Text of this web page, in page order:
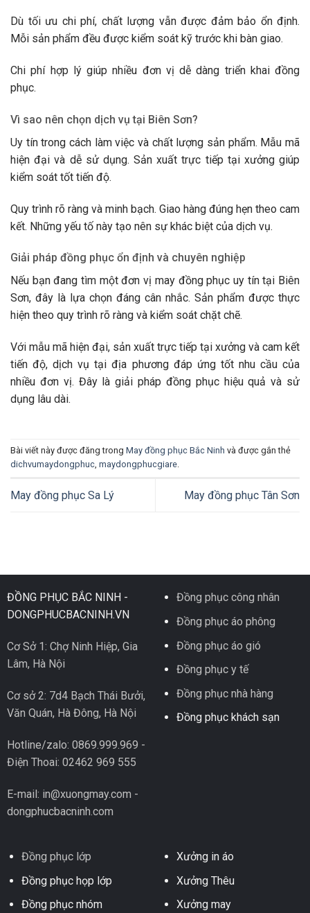
Dù tối ưu chi phí, chất lượng vẫn được đảm bảo ổn định.
Mỗi sản phẩm đều được kiểm soát kỹ trước khi bàn giao.
Chi phí hợp lý giúp nhiều đơn vị dễ dàng triển khai đồng
phục.
Vì sao nên chọn dịch vụ tại Biên Sơn?
Uy tín trong cách làm việc và chất lượng sản phẩm. Mẫu mã
hiện đại và dễ sử dụng. Sản xuất trực tiếp tại xưởng giúp
kiểm soát tốt tiến độ.
Quy trình rõ ràng và minh bạch. Giao hàng đúng hẹn theo cam
kết. Những yếu tố này tạo nên sự khác biệt của dịch vụ.
Giải pháp đồng phục ổn định và chuyên nghiệp
Nếu bạn đang tìm một đơn vị may đồng phục uy tín tại Biên
Sơn, đây là lựa chọn đáng cân nhắc. Sản phẩm được thực
hiện theo quy trình rõ ràng và kiểm soát chặt chẽ.
Với mẫu mã hiện đại, sản xuất trực tiếp tại xưởng và cam kết
tiến độ, dịch vụ tại địa phương đáp ứng tốt nhu cầu của
nhiều đơn vị. Đây là giải pháp đồng phục hiệu quả và sử
dụng lâu dài.
Bài viết này được đăng trong May đồng phục Bắc Ninh và được gắn thẻ
dichvumaydongphuc, maydongphucgiare.
May đồng phục Sa Lý May đồng phục Tân Sơn
ĐỒNG PHỤC BẮC NINH -
DONGPHUCBACNINH.VN
Cơ Sở 1: Chợ Ninh Hiệp, Gia
Lâm, Hà Nội
Cơ sở 2: 7d4 Bạch Thái Bưởi,
Văn Quán, Hà Đông, Hà Nội
Hotline/zalo: 0869.999.969 -
Điện Thoai: 02462 969 555
E-mail: in@xuongmay.com -
dongphucbacninh.com
Đồng phục công nhân
Đồng phục áo phông
Đồng phục áo gió
Đồng phục y tế
Đồng phục nhà hàng
Đồng phục khách sạn
Đồng phục lớp
Đồng phục họp lớp
Đồng phục nhóm
Xưởng in áo
Xưởng Thêu
Xưởng may